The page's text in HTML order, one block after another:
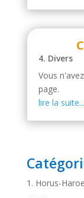
4. Divers
Vous
page.
lire la suite...
1. Horus-